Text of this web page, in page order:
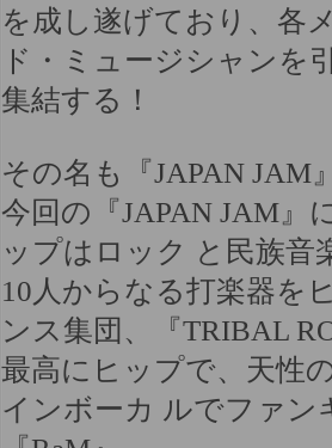
を成し遂げており、各
ド・ミュージシャンを
集結する！
その名も『JAPAN JAM
今回の『JAPAN JAM』
ップはロック と民族音
10人からなる打楽器を
ンス集団、『TRIBAL
最高にヒップで、天性
インボーカ ルでファン